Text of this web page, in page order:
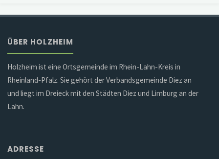
ÜBER HOLZHEIM
Holzheim ist eine Ortsgemeinde im Rhein-Lahn-Kreis in
Rheinland-Pfalz. Sie gehört der Verbandsgemeinde Diez an
und liegt im Dreieck mit den Städten Diez und Limburg an der
Lahn.
ADRESSE